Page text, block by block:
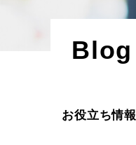
Blog
お役立ち情報